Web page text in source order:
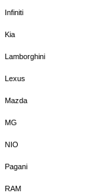
Infiniti
Kia
Lamborghini
Lexus
Mazda
MG
NIO
Pagani
RAM